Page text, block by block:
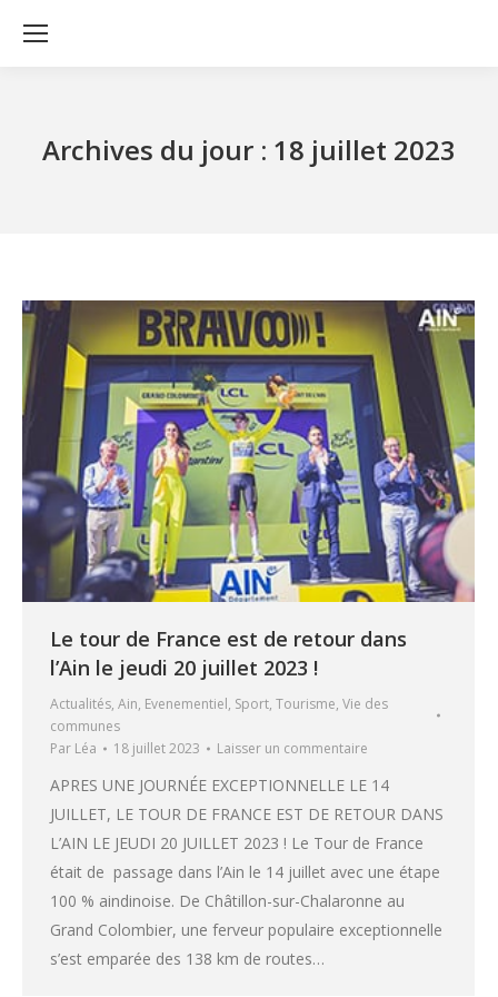
Archives du jour : 18 juillet 2023
Le tour de France est de retour dans
l’Ain le jeudi 20 juillet 2023 !
Actualités, Ain, Evenementiel, Sport, Tourisme, Vie des
communes
Par Léa 18 juillet 2023 Laisser un commentaire
APRES UNE JOURNÉE EXCEPTIONNELLE LE 14
JUILLET, LE TOUR DE FRANCE EST DE RETOUR DANS
L’AIN LE JEUDI 20 JUILLET 2023 ! Le Tour de France
était de passage dans l’Ain le 14 juillet avec une étape
100 % aindinoise. De Châtillon-sur-Chalaronne au
Grand Colombier, une ferveur populaire exceptionnelle
s’est emparée des 138 km de routes…